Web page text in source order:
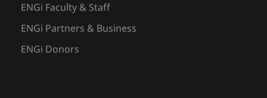
ENGi Faculty & Staff
ENGi Partners & Business
ENGi Donors